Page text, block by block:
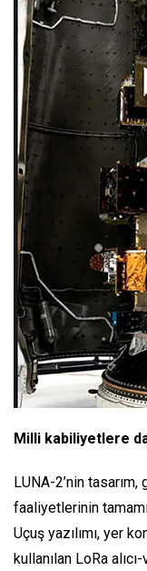
Milli kabiliyetlere
LUNA-2’nin
faaliyetlerinin
Uçuş yazılımı, yer
kullanılan LoRa